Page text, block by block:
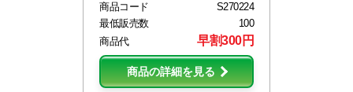
商品コード
S270224
最低販売数
100
商品代
早割300円
商品の詳細を見る